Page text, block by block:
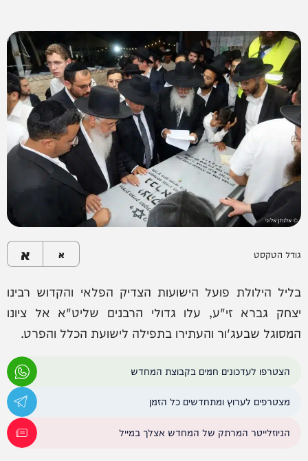
גודל הטקסט א א
בליל הילולת פועל הישועות הצדיק הפלאי והקדוש רבינו
יצחק גברא זי"ע, עלו גדולי הרבנים שליט"א אל ציונו
המסוגל שבעג'ור והעתירו בתפילה לישועת הכלל והפרט.
הצטרפו לעדכונים חמים בקבוצת המחדש
מצטרפים לערוץ ומתחדשים כל הזמן
הניוזלייטר המרתק של המחדש אצלך במייל